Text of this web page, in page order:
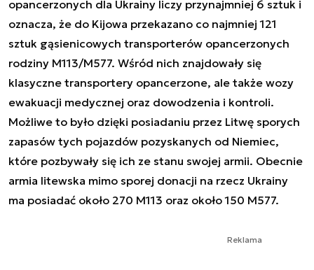
opancerzonych dla Ukrainy liczy przynajmniej 6 sztuk i
oznacza, że do Kijowa przekazano co najmniej 121
sztuk gąsienicowych transporterów opancerzonych
rodziny M113/M577. Wśród nich znajdowały się
klasyczne transportery opancerzone, ale także wozy
ewakuacji medycznej oraz dowodzenia i kontroli.
Możliwe to było dzięki posiadaniu przez Litwę sporych
zapasów tych pojazdów pozyskanych od Niemiec,
które pozbywały się ich ze stanu swojej armii. Obecnie
armia litewska mimo sporej donacji na rzecz Ukrainy
ma posiadać około 270 M113 oraz około 150 M577.
Reklama